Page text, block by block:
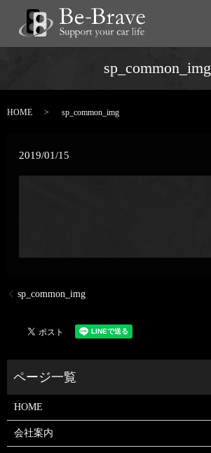
sp_common_img
HOME sp_common_img
2019/01/15
sp_common_img
HOME
会社案内